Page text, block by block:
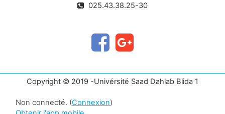
025.43.38.25-30
Copyright © 2019 -Univérsité Saad Dahlab Blida 1
Non connecté. (Connexion)